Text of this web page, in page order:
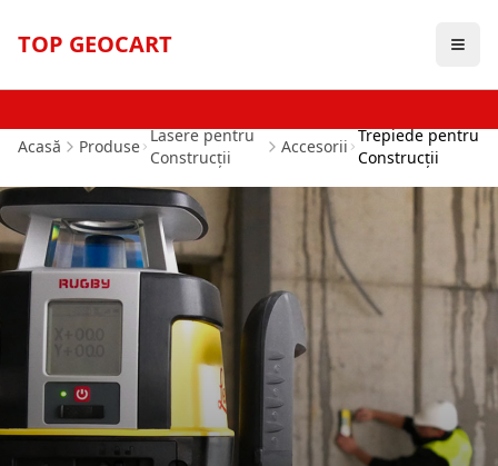
TOP GEOCART
Acasă Produse
Lasere pentru
Construcții
Accesorii
Trepiede pentru
Construcții